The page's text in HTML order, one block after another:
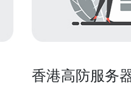
香港高防服务